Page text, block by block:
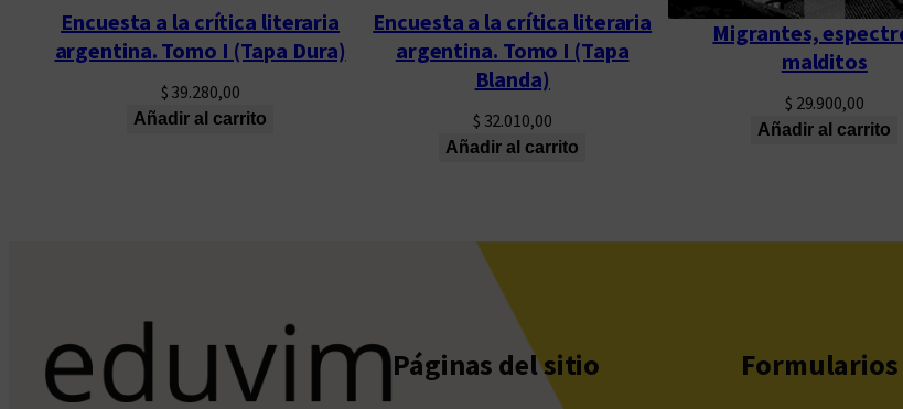
Encuesta a la crítica literaria
argentina. Tomo I (Tapa Dura)
$ 39.280,00
Añadir al carrito
Encuesta a la crítica literaria
argentina. Tomo I (Tapa
Blanda)
$ 32.010,00
Añadir al carrito
Migrantes,
malditos
$ 29.900,00
Añadir al carrito
Páginas del sitio Formularios